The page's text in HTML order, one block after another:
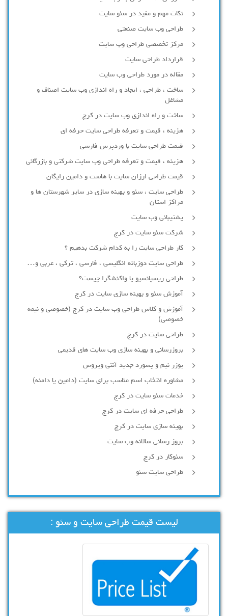
نکات مهم و مفید در سئو سایت
طراحی وب سایت صنعتی
مرکز تخصصی طراحی وب سایت
قرارداد طراحی سایت
مقاله در مورد طراحی وب سایت
ساخت ، طراحی ، ایجاد و راه اندازی وب سایت اصناف و
مشاغل
ساخت و راه اندازی وب سایت در کرج
هزینه ، قیمت و تعرفه طراحی سایت حرفه ای
قیمت طراحی سایت با وردپرس فارسی
هزینه ، قیمت و تعرفه طراحی وب سایت شرکتی و بازرگانی
قیمت طراحی ارزان سایت با هاست و دامین رایگان
طراحی سایت ، سئو و بهینه سازی در سایر شهرستان ها و
مراکز استان
پشتیبانی وب سایت
شرکت سئو سایت در کرج
کار طراحی سایت را به کدام شرکت بدهیم ؟
طراحی سایت دوزبانه انگلیسی ، فارسی ، ترکی ، عربی و…
طراحی ریسپانسیو یا واکنشگرا چیست؟
آموزش سئو و بهینه سازی سایت در کرج
آموزش و کلاس طراحی وب سایت در کرج (خصوصی و نیمه
خصوصی)
طراحی سایت در کرج
بروزرسانی و بهینه سازی وب سایت های قدیمی
یوزر نیم و پسورد جدید آنتی ویروس
مشاوره انتخاب اسم مناسب برای سایت (دامین یا دامنه)
خدمات سئو سایت در کرج
طراحی حرفه ای سایت در کرج
بهینه سازی سایت در کرج
بروز رسانی سالانه وب سایت
سئوکار در کرج
طراحی سایت سئو
لیست قیمت طراحی سایت و سئو :